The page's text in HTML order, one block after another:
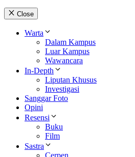
Close
Warta
Dalam Kampus
Luar Kampus
Wawancara
In-Depth
Liputan Khusus
Investigasi
Sanggar Foto
Opini
Resensi
Buku
Film
Sastra
Cerpen